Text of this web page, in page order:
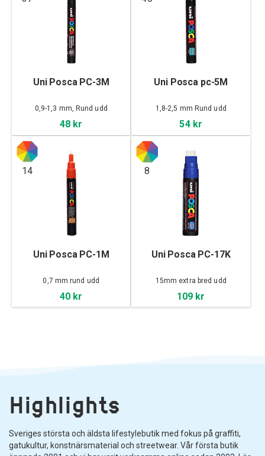
Uni Posca PC-3M
0,9-1,3 mm, Rund udd
48 kr
Uni Posca pc-5M
1,8-2,5 mm Rund udd
54 kr
14
Uni Posca PC-1M
0,7 mm rund udd
40 kr
8
Uni Posca PC-17K
15mm extra bred udd
109 kr
Highlights
Sveriges största och äldsta lifestylebutik med fokus på graffiti,
gatukultur, konstnärsmaterial och streetwear. Vår första butik